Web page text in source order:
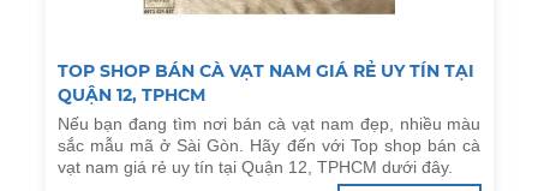
TOP SHOP BÁN CÀ VẠT NAM GIÁ RẺ UY TÍN TẠI
QUẬN 12, TPHCM
Nếu bạn đang tìm nơi bán cà vạt nam đẹp, nhiều màu
sắc mẫu mã ở Sài Gòn. Hãy đến với Top shop bán cà
vạt nam giá rẻ uy tín tại Quận 12, TPHCM dưới đây.